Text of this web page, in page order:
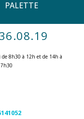
PALETTE
8h30 à 12h et de 14h à